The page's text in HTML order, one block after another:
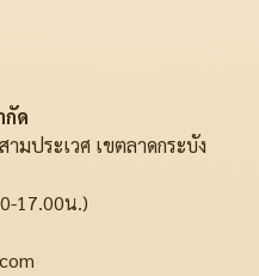
กัด
มประเวศ เขตลาดกระบัง
17.00น.)